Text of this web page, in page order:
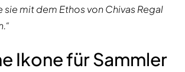
sie mit dem Ethos von Chivas Regal
Ikone für Sammler